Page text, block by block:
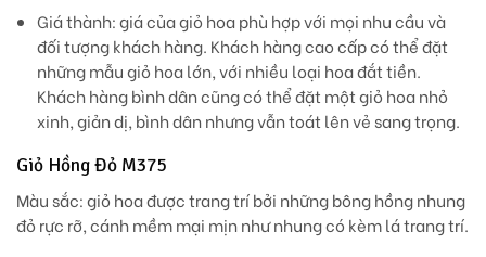
Giá thành:giá của giỏ hoa phù hợp với mọi nhu cầu và
đối tượng khách hàng. Khách hàng cao cấp có thể đặt
những mẫu giỏ hoa lớn, với nhiều loại hoa đắt tiền.
Khách hàng bình dân cũng có thể đặt một giỏ hoa nhỏ
xinh, giản dị, bình dân nhưng vẫn toát lên vẻ sang trọng.
Giỏ Hồng Đỏ M375
Màu sắc:giỏ hoa được trang trí bởi những bông hồng nhung
đỏ rực rỡ, cánh mềm mại mịn như nhung có kèm lá trang trí.